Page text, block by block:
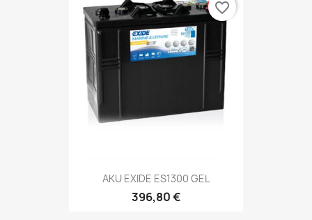
AKU EXIDE ES1300 GEL
396,80 €
favorite_border